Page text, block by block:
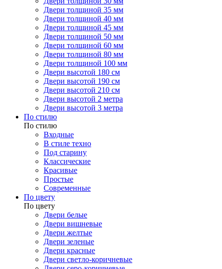
Двери толщиной 35 мм
Двери толщиной 40 мм
Двери толщиной 45 мм
Двери толщиной 50 мм
Двери толщиной 60 мм
Двери толщиной 80 мм
Двери толщиной 100 мм
Двери высотой 180 см
Двери высотой 190 см
Двери высотой 210 см
Двери высотой 2 метра
Двери высотой 3 метра
По стилю
По стилю
Входные
В стиле техно
Под старину
Классические
Красивые
Простые
Современные
По цвету
По цвету
Двери белые
Двери вишневые
Двери желтые
Двери зеленые
Двери красные
Двери светло-коричневые